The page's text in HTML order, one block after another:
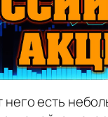
него есть